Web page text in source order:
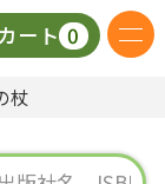
カート 0
科書
助教材
杖